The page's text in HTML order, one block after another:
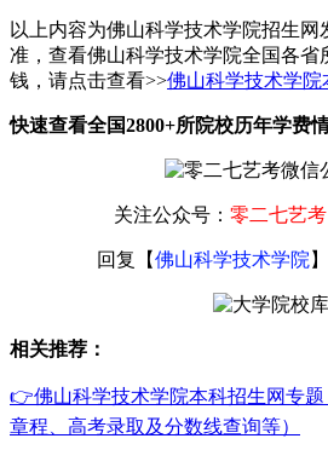
以上内容为佛山科学技术学院招生
准，查看佛山科学技术学院全国各省
钱，请点击查看>>佛山科学技术学院
快速查看全国2800+所院校历年学费
关注公众号： 零二七艺考
回复【佛山科学技术学院
相关推荐：
👉佛山科学技术学院本科招生网专题
章程、高考录取及分数线查询等）